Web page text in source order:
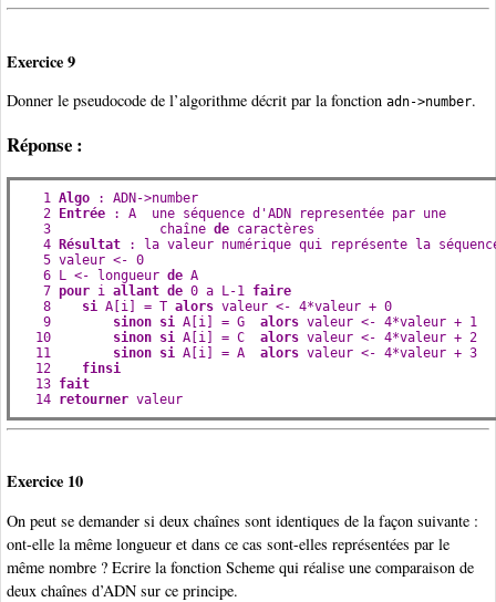
Exercice 9
Donner le pseudocode de l’algorithme décrit par la fonction adn->number.
Réponse :
   1
Algo : ADN->number
   2
Entrée : A  une séquence d'ADN representée par une
   3              chaîne
de caractères
   4
Résultat : la valeur numérique qui représente la
   5 valeur <- 0
   6 L <- longueur
de A
   7
pour i allant de 0 a L-1 faire
   8
si A[i] = T alors valeur <- 4*valeur + 0
   9
sinon si A[i] = G alors valeur <- 4*valeur + 1
  10
sinon si A[i] = C alors valeur <- 4*valeur + 2
  11
sinon si A[i] = A alors valeur <- 4*valeur + 3
  12
finsi
  13
fait
  14
retourner valeur
Exercice 10
On peut se demander si deux chaînes sont identiques de la façon suivante :
ont-elle la même longueur et dans ce cas sont-elles représentées par le
même nombre ? Ecrire la fonction Scheme qui réalise une comparaison de
deux chaînes d’ADN sur ce principe.